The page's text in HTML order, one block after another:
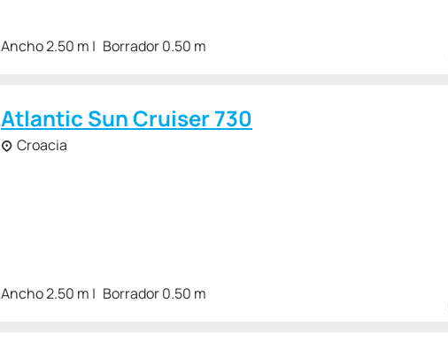
Ancho 2.50 m Borrador 0.50 m
Atlantic Sun Cruiser 730
Croacia
Ancho 2.50 m Borrador 0.50 m